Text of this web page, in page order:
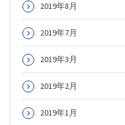
2019年8月
2019年7月
2019年3月
2019年2月
2019年1月